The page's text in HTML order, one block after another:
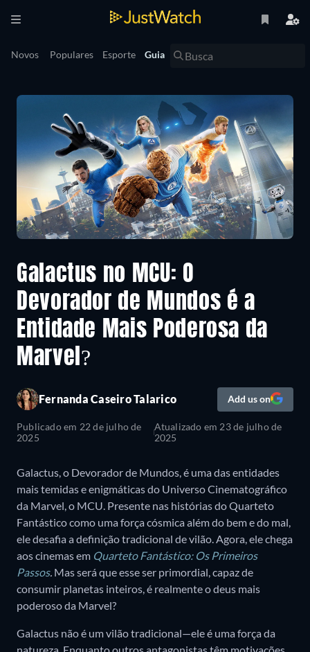
Novos Populares Esporte Guia
Galactus no MCU: O
Devorador de Mundos é a
Entidade Mais Poderosa da
Marvel?
Fernanda Caseiro Talarico Add us on
Publicado em 22 de julho de
2025
Atualizado em 23 de julho de
2025
Galactus, o Devorador de Mundos, é uma das entidades
mais temidas e enigmáticas do Universo Cinematográfico
da Marvel, o MCU. Presente nas histórias do Quarteto
Fantástico como uma força cósmica além do bem e do mal,
ele desafia a definição tradicional de vilão. Agora, ele chega
aos cinemas em Quarteto Fantástico: Os Primeiros
Passos. Mas será que esse ser primordial, capaz de
consumir planetas inteiros, é realmente o deus mais
poderoso da Marvel?
Galactus não é um vilão tradicional—ele é uma força da